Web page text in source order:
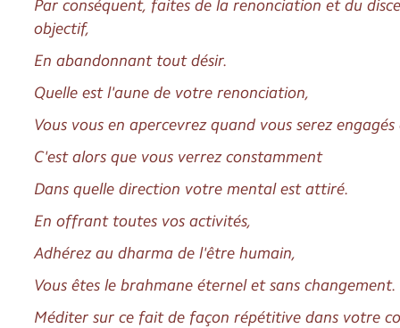
Par conséquent, faites de la renonciation et du
objectif,
En abandonnant tout désir.
Quelle est l'aune de votre renonciation,
Vous vous en apercevrez quand vous serez
C'est alors que vous verrez constamment
Dans quelle direction votre mental est attiré.
En offrant toutes vos activités,
Adhérez au dharma de l'être humain,
Vous êtes le brahmane éternel et sans changement.
Méditer sur ce fait de façon répétitive dans votre